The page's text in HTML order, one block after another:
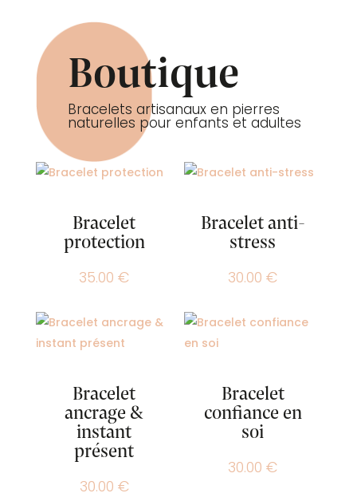
Boutique
Bracelets artisanaux en pierres
naturelles pour enfants et adultes
Bracelet
protection
35.00€
Bracelet anti-
stress
30.00€
Bracelet
ancrage &
instant
présent
30.00 €
Bracelet
confiance en
soi
30.00€